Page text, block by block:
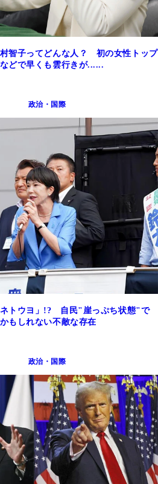
智子ってどんな人？ 初の女性トップ
どで早くも雲行きが......
政治・国際
ネトウヨ」!? 自民"崖っぷち状態"で
もしれない不敵な存在
政治・国際